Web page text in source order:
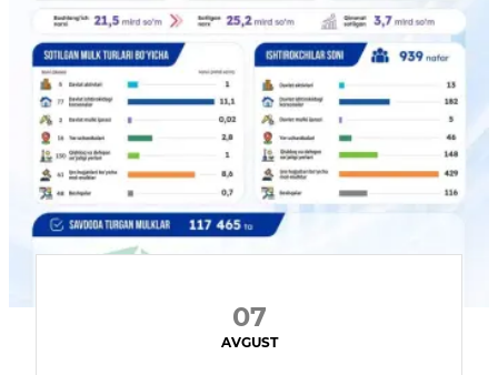
07
AVGUST